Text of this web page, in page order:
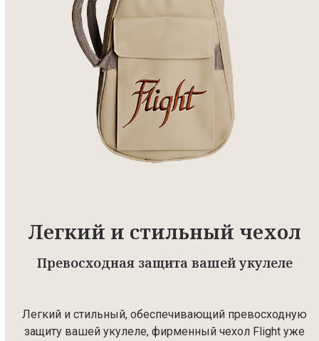
Легкий и стильный чехол
Превосходная защита вашей укулеле
Легкий и стильный, обеспечивающий превосходную
защиту вашей укулеле, фирменный чехол Flight уже